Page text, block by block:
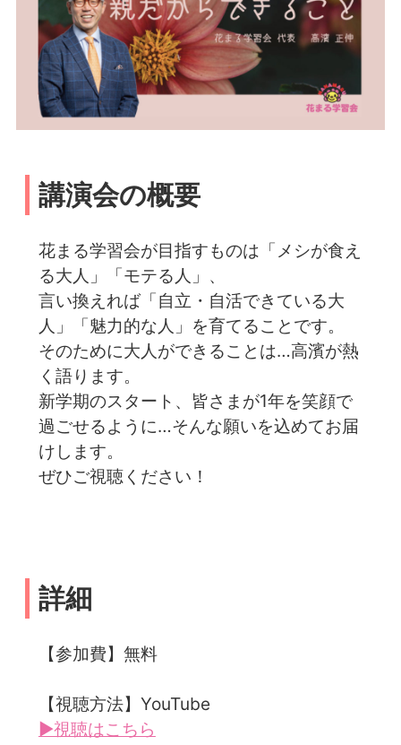
講演会の概要
花まる学習会が目指すものは「メシが食え
る大人」「モテる人」、
言い換えれば「自立・自活できている大
人」「魅力的な人」を育てることです。
そのために大人ができることは…高濱が熱
く語ります。
新学期のスタート、皆さまが1年を笑顔で
過ごせるように…そんな願いを込めてお届
けします。
ぜひご視聴ください！
詳細
【参加費】無料
【視聴方法】YouTube
▶視聴はこちら